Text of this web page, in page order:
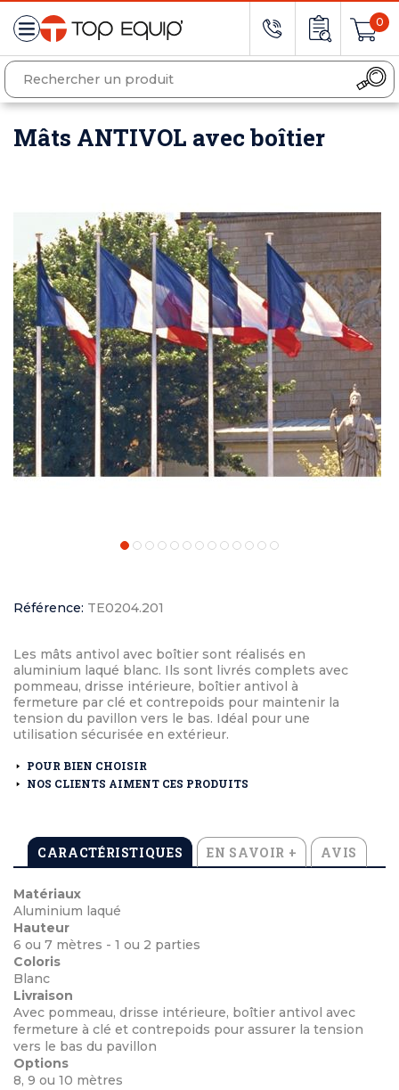
0
Mâts ANTIVOL avec boîtier
Référence: TE0204.201
Les mâts antivol avec boîtier sont réalisés en
aluminium laqué blanc. Ils sont livrés complets avec
pommeau, drisse intérieure, boîtier antivol à
fermeture par clé et contrepoids pour maintenir la
tension du pavillon vers le bas. Idéal pour une
utilisation sécurisée en extérieur.
POUR BIEN CHOISIR
NOS CLIENTS AIMENT CES PRODUITS
CARACTÉRISTIQUES EN SAVOIR + AVIS
Matériaux
Aluminium laqué
Hauteur
6 ou 7 mètres - 1 ou 2 parties
Coloris
Blanc
Livraison
Avec pommeau, drisse intérieure, boîtier antivol avec
fermeture à clé et contrepoids pour assurer la tension
vers le bas du pavillon
Options
8, 9 ou 10 mètres